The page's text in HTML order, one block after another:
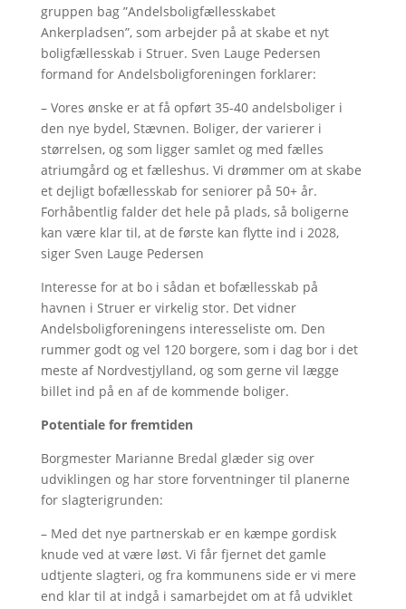
gruppen bag ”Andelsboligfællesskabet
Ankerpladsen”, som arbejder på at skabe et nyt
boligfællesskab i Struer. Sven Lauge Pedersen
formand for Andelsboligforeningen forklarer:
– Vores ønske er at få opført 35-40 andelsboliger i
den nye bydel, Stævnen. Boliger, der varierer i
størrelsen, og som ligger samlet og med fælles
atriumgård og et fælleshus. Vi drømmer om at skabe
et dejligt bofællesskab for seniorer på 50+ år.
Forhåbentlig falder det hele på plads, så boligerne
kan være klar til, at de første kan flytte ind i 2028,
siger Sven Lauge Pedersen
Interesse for at bo i sådan et bofællesskab på
havnen i Struer er virkelig stor. Det vidner
Andelsboligforeningens interesseliste om. Den
rummer godt og vel 120 borgere, som i dag bor i det
meste af Nordvestjylland, og som gerne vil lægge
billet ind på en af de kommende boliger.
Potentiale for fremtiden
Borgmester Marianne Bredal glæder sig over
udviklingen og har store forventninger til planerne
for slagterigrunden:
– Med det nye partnerskab er en kæmpe gordisk
knude ved at være løst. Vi får fjernet det gamle
udtjente slagteri, og fra kommunens side er vi mere
end klar til at indgå i samarbejdet om at få udviklet